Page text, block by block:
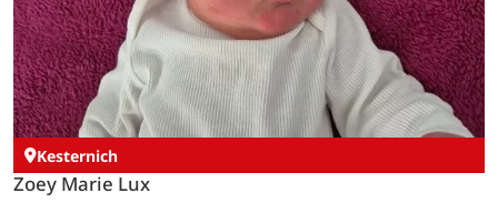
Kesternich
Zoey Marie Lux